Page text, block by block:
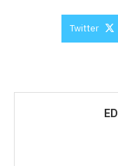
Twitter